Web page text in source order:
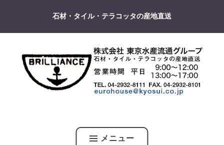
テ
石材・タイル・テラコッタの産地直送
メニュー